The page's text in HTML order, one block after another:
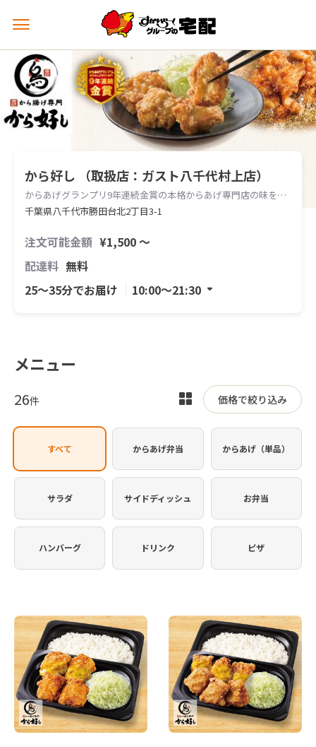
メ
ュ
ー
を
開
く
から好し （取扱店：ガスト八千代村上店）
からあげグランプリ9年連続金賞の本格からあげ専門店の味をお届けします。
千葉県八千代市勝田台北2丁目3-1
注文可能金額 ¥1,500 〜
配達料 無料
25〜35分でお届け
10:00〜21:30
メニュー
26件
表
を
り
価格で絞り込み
すべて からあげ弁当 からあげ（単品）
サラダ サイドディッシュ お弁当
ハンバーグ ドリンク ピザ